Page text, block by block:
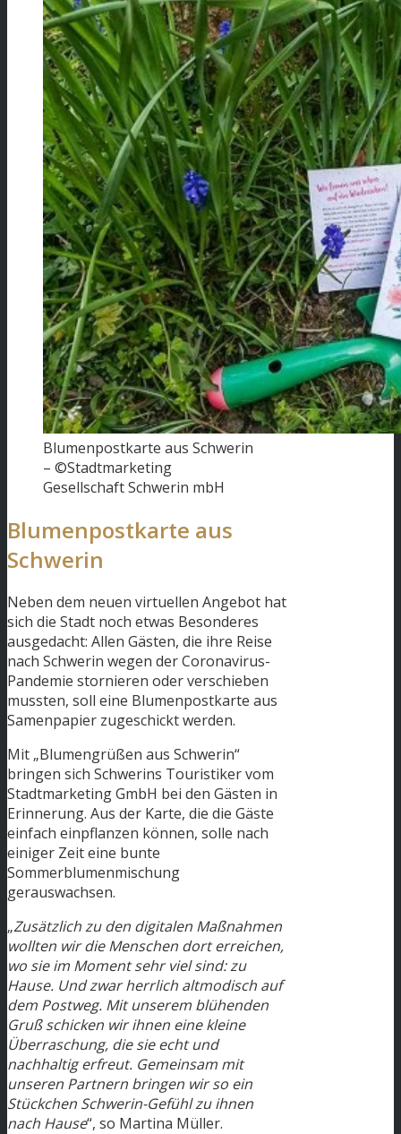
Blumenpostkarte aus Schwerin
– ©Stadtmarketing
Gesellschaft Schwerin mbH
Blumenpostkarte aus
Schwerin
Neben dem neuen virtuellen Angebot hat
sich die Stadt noch etwas Besonderes
ausgedacht: Allen Gästen, die ihre Reise
nach Schwerin wegen der Coronavirus-
Pandemie stornieren oder verschieben
mussten, soll eine Blumenpostkarte aus
Samenpapier zugeschickt werden.
Mit „Blumengrüßen aus Schwerin“
bringen sich Schwerins Touristiker vom
Stadtmarketing GmbH bei den Gästen in
Erinnerung. Aus der Karte, die die Gäste
einfach einpflanzen können, solle nach
einiger Zeit eine bunte
Sommerblumenmischung
gerauswachsen.
„Zusätzlich zu den digitalen Maßnahmen
wollten wir die Menschen dort erreichen,
wo sie im Moment sehr viel sind: zu
Hause. Und zwar herrlich altmodisch auf
dem Postweg. Mit unserem blühenden
Gruß schicken wir ihnen eine kleine
Überraschung, die sie echt und
nachhaltig erfreut. Gemeinsam mit
unseren Partnern bringen wir so ein
Stückchen Schwerin-Gefühl zu ihnen
nach Hause“, so Martina Müller.